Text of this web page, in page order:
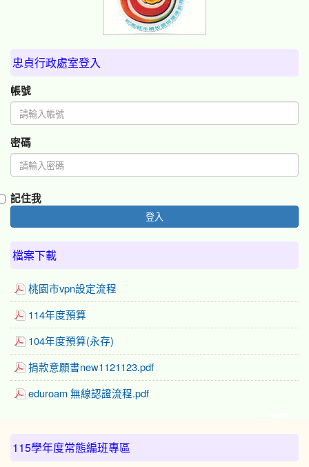
忠貞行政處室登入
帳號
密碼
記住我
登入
檔案下載
桃園市vpn設定流程
114年度預算
104年度預算(永存)
捐款意願書new1121123.pdf
eduroam 無線認證流程.pdf
115學年度常態編班專區